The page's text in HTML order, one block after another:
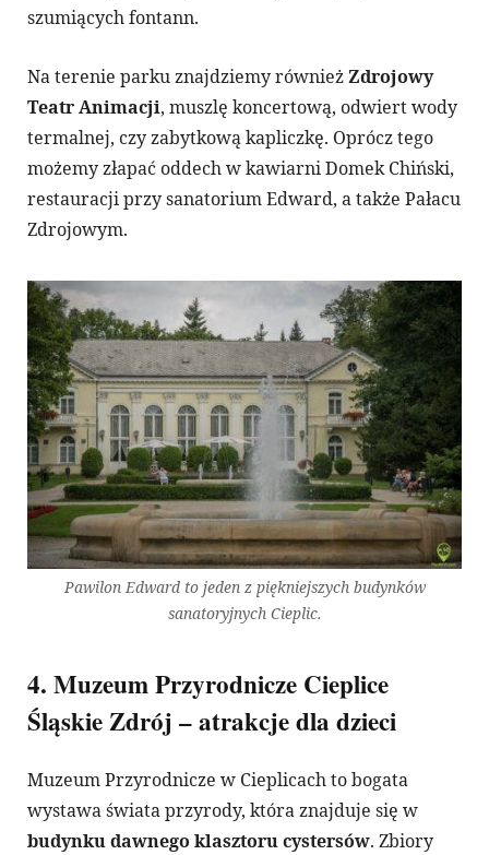
szumiących fontann.
Na terenie parku znajdziemy równieżZdrojowy
Teatr Animacji, muszlę koncertową, odwiert wody
termalnej, czy zabytkową kapliczkę. Oprócz tego
możemy złapać oddech w kawiarni Domek Chiński,
restauracji przy sanatorium Edward, a także Pałacu
Zdrojowym.
Pawilon Edward to jeden z piękniejszych budynków
sanatoryjnych Cieplic.
4. Muzeum Przyrodnicze Cieplice
Śląskie Zdrój – atrakcje dla dzieci
Muzeum Przyrodnicze w Cieplicach to bogata
wystawa świata przyrody, która znajduje się w
budynku dawnego klasztoru cystersów. Zbiory